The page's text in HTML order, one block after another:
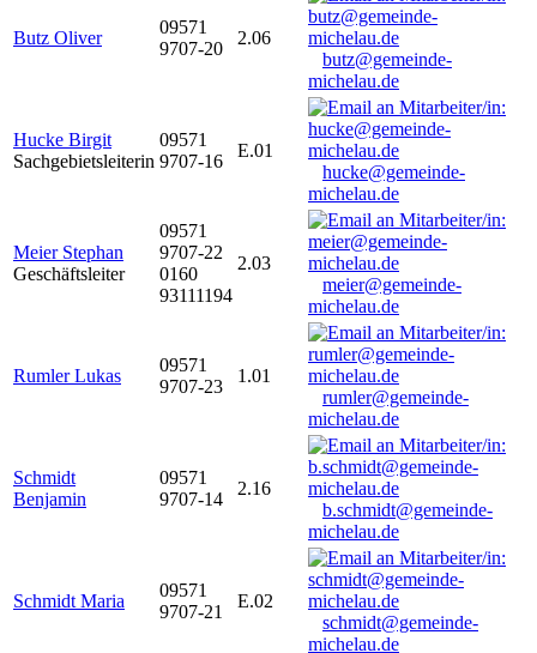
Butz Oliver
09571
9707-20
2.06
butz@gemeinde-
michelau.de
Hucke Birgit
Sachgebietsleiterin
09571
9707-16
E.01
hucke@gemeinde-
michelau.de
Meier Stephan
Geschäftsleiter
09571
9707-22
0160
93111194
2.03
meier@gemeinde-
michelau.de
Rumler Lukas
09571
9707-23
1.01
rumler@gemeinde-
michelau.de
Schmidt
Benjamin
09571
9707-14
2.16
b.schmidt@gemeinde-
michelau.de
Schmidt Maria
09571
9707-21
E.02
schmidt@gemeinde-
michelau.de